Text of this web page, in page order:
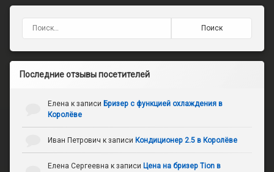
Последние отзывы посетителей
Елена к записи Бризер с функцией охлаждения в
Королёве
Иван Петрович к записи Кондиционер 2.5 в Королёве
Елена Сергеевна к записи Цена на бризер Tion в